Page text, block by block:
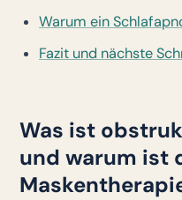
Warum ein
Fazit und nächste
Was ist
und warum ist